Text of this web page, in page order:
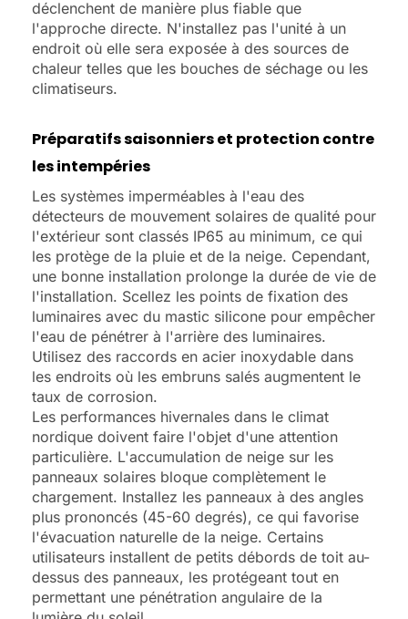
déclenchent de manière plus fiable que
l'approche directe. N'installez pas l'unité à un
endroit où elle sera exposée à des sources de
chaleur telles que les bouches de séchage ou les
climatiseurs.
Préparatifs saisonniers et protection contre
les intempéries
Les systèmes imperméables à l'eau des
détecteurs de mouvement solaires de qualité pour
l'extérieur sont classés IP65 au minimum, ce qui
les protège de la pluie et de la neige. Cependant,
une bonne installation prolonge la durée de vie de
l'installation. Scellez les points de fixation des
luminaires avec du mastic silicone pour empêcher
l'eau de pénétrer à l'arrière des luminaires.
Utilisez des raccords en acier inoxydable dans
les endroits où les embruns salés augmentent le
taux de corrosion.
Les performances hivernales dans le climat
nordique doivent faire l'objet d'une attention
particulière. L'accumulation de neige sur les
panneaux solaires bloque complètement le
chargement. Installez les panneaux à des angles
plus prononcés (45-60 degrés), ce qui favorise
l'évacuation naturelle de la neige. Certains
utilisateurs installent de petits débords de toit au-
dessus des panneaux, les protégeant tout en
permettant une pénétration angulaire de la